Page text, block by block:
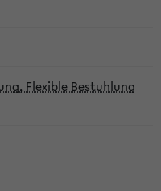
Flexible Bestuhlung